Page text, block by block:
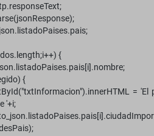
{
{
= 'El
'+i;